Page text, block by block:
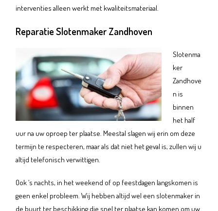
interventies alleen werkt met kwaliteitsmateriaal.
Reparatie Slotenmaker Zandhoven
Slotenma
ker
Zandhove
n is
binnen
het half
uur na uw oproep ter plaatse. Meestal slagen wij erin om deze
termijn te respecteren, maar als dat niet het geval is, zullen wij u
altijd telefonisch verwittigen.
Ook ‘s nachts, in het weekend of op feestdagen langskomen is
geen enkel probleem. Wij hebben altijd wel een slotenmaker in
de buurt ter beschikking die snel ter plaatse kan komen om uw